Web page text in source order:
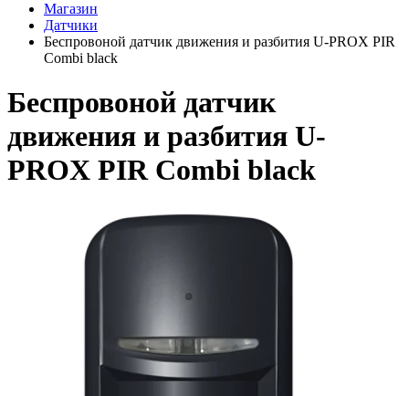
Магазин
Датчики
Беспровоной датчик движения и разбития U-PROX PIR
Combi black
Беспровоной датчик
движения и разбития U-
PROX PIR Combi black